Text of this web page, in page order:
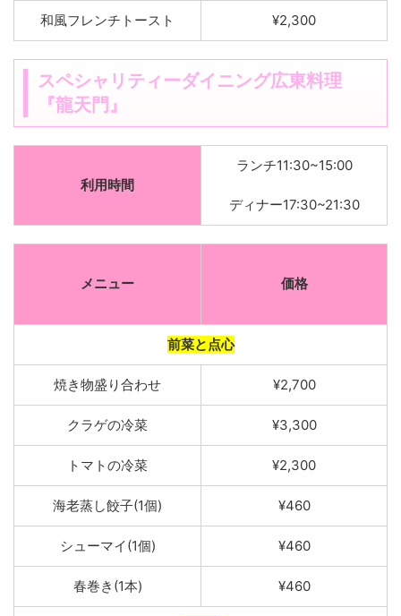
和風フレンチトースト ¥2,300
スペシャリティーダイニング広東料理
『龍天門』
利用時間
ランチ11:30~15:00
ディナー17:30~21:30
メニュー 価格
前菜と点心
焼き物盛 り合わせ ¥2,700
クラゲの冷菜 ¥3,300
トマ トの冷菜 ¥2,300
海老蒸し餃子(1個) ¥460
シュ ーマイ(1個) ¥460
春巻き (1本) ¥460